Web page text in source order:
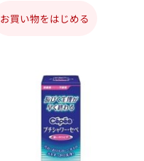
お買い物をはじめる